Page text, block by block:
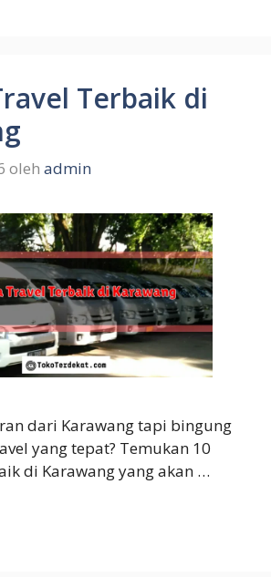
Terbaik di
oleh admin
dari Karawang tapi bingung
yang tepat? Temukan 10
di Karawang yang akan …